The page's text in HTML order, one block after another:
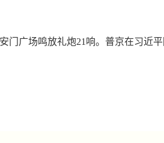
广场鸣放礼炮21响。普京在习近平